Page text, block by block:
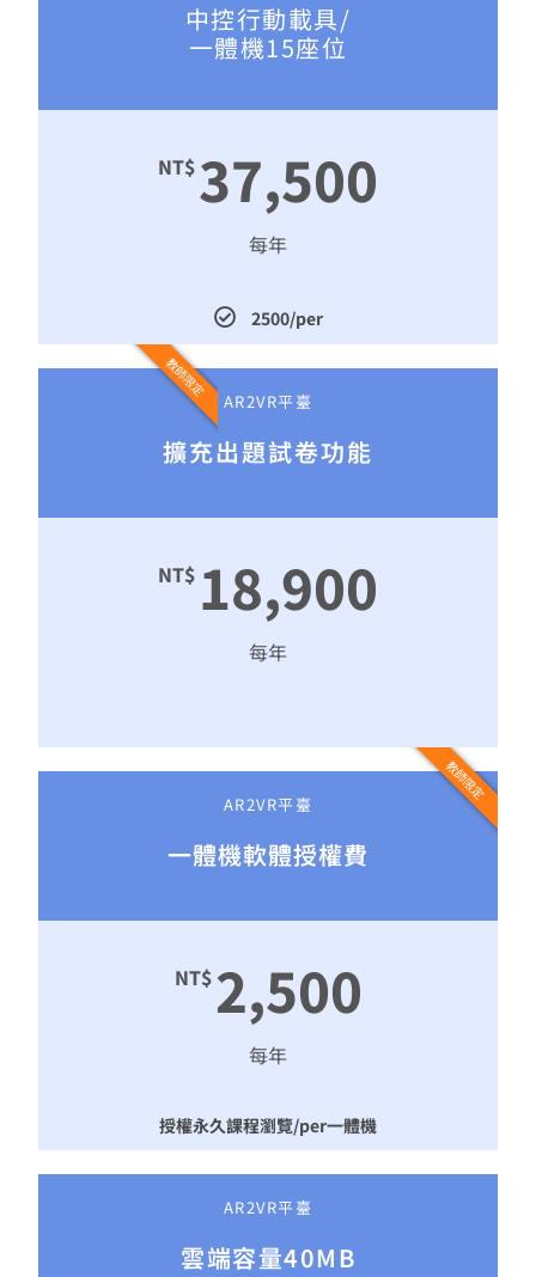
中控行動載具/
一體機15座位
NT$37,500
每年
2500/per
教師限定
AR2VR平臺
擴充出題試卷功能
NT$ 18,900
每年
教師限定
AR2VR平臺
一體機軟體授權費
NT$2,500
每年
授權永久課程瀏覽/per一體機
AR2VR平臺
雲端容量40MB